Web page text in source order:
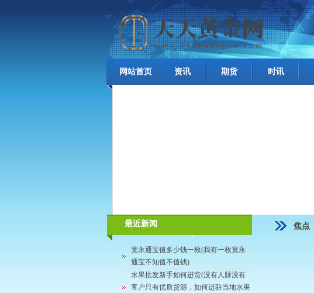
网站首页 资讯 期货 时讯
最近新闻
宽永通宝值多少钱一枚(我有一枚宽永
通宝不知值不值钱)
水果批发新手如何进货(没有人脉没有
客户只有优质货源，如何进驻当地水果
焦点